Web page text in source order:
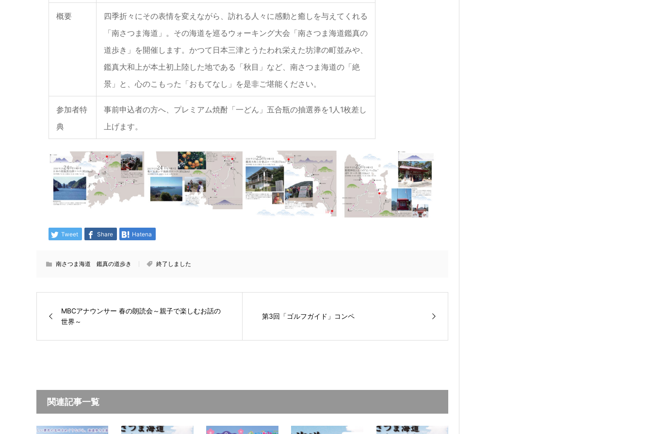
概要
四季折々にその表情を変えながら、訪れる人々に感動と癒しを与えてくれる
「南さつま海道」。その海道を巡るウォーキング大会「南さつま海道鑑真の
道歩き」を開催します。かつて日本三津とうたわれ栄えた坊津の町並みや、
鑑真大和上が本土初上陸した地である「秋目」など、南さつま海道の「絶
景」と、心のこもった「おもてなし」を是非ご堪能ください。
参加者特
典
事前申込者の方へ、プレミアム焼酎「一どん」五合瓶の抽選券を1人1枚差し
上げます。
Tweet Share Hatena
南さつま海道 鑑真の道歩き 終了しました
MBCアナウンサー 春の朗読会～親子で楽しむお話の
世界～
第3回「ゴルフガイド」コンペ
関連記事一覧